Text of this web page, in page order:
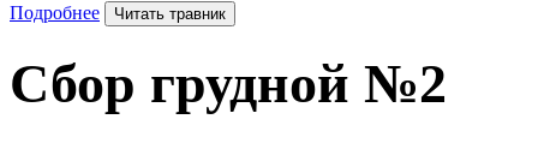
Подробнее Читать травник
Сбор грудной №2